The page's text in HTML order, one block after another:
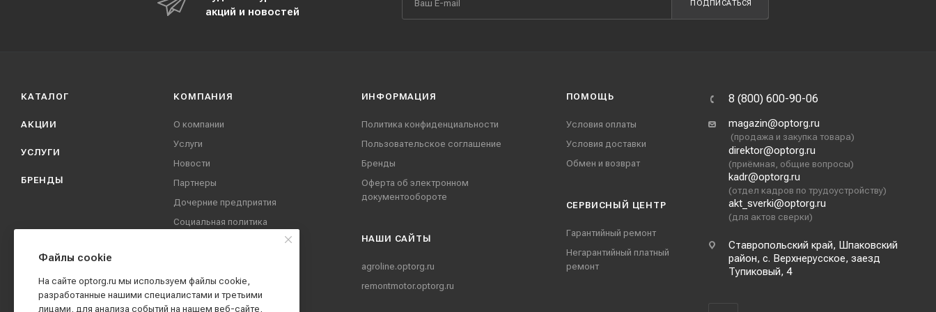
акций и новостей
ПОДПИСАТЬСЯ
КАТАЛОГ
АКЦИИ
УСЛУГИ
БРЕНДЫ
КОМПАНИЯ
О компании
Услуги
Новости
Партнеры
Дочерние предприятия
Социальная политика
Вакансии
Реквизиты
ИНФОРМАЦИЯ
Политика конфиденциальности
Пользовательское соглашение
Бренды
Оферта об электронном
документообороте
НАШИ CАЙТЫ
agroline.optorg.ru
remontmotor.optorg.ru
ПОМОЩЬ
Условия оплаты
Условия доставки
Обмен и возврат
СЕРВИСНЫЙ ЦЕНТР
Гарантийный ремонт
Негарантийный платный
ремонт
8 (800) 600-90-06
magazin@optorg.ru
(продажа и закупка товара)
direktor@optorg.ru
(приёмная, общие вопросы)
kadr@optorg.ru
(отдел кадров по трудоустройству)
akt_sverki@optorg.ru
(для актов сверки)
Ставропольский край, Шпаковский
район, с. Верхнерусское, заезд
Тупиковый, 4
Файлы cookie
На сайте optorg.ru мы используем файлы cookie,
разработанные нашими специалистами и третьими
лицами, для анализа событий на нашем веб-сайте,